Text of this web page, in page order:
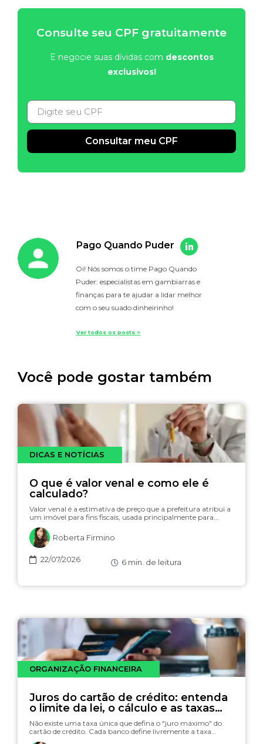
Consulte seu CPF gratuitamente
E negocie suas dívidas com descontos
exclusivos!
Consultar meu CPF
Pago Quando Puder
Oi! Nós somos o time Pago Quando
Puder: especialistas em gambiarras e
finanças para te ajudar a lidar melhor
com o seu suado dinheirinho!
Ver todos os posts >
Você pode gostar também
DICAS E NOTÍCIAS
O que é valor venal e como ele é
calculado?
Valor venal é a estimativa de preço que a prefeitura atribui a
um imóvel para fins fiscais, usada principalmente para…
Roberta Firmino
22/07/2026 6 min. de leitura
ORGANIZAÇÃO FINANCEIRA
Juros do cartão de crédito: entenda
o limite da lei, o cálculo e as taxas
(com simulador)
Não existe uma taxa única que defina o "juro máximo" do
cartão de crédito. Cada banco define livremente a taxa…